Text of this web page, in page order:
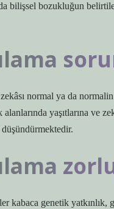
bilişsel bozukluğun
normal ya da
alanlarında yaşıtlarına ve
kabaca genetik